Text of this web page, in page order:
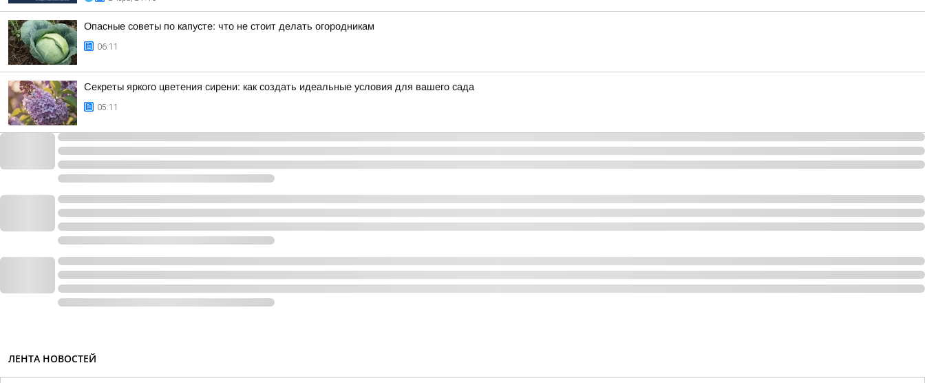
Опасные советы по капусте: что не стоит делать огородникам
06:11
Секреты яркого цветения сирени: как создать идеальные условия для вашего сада
05:11
ЛЕНТА НОВОСТЕЙ